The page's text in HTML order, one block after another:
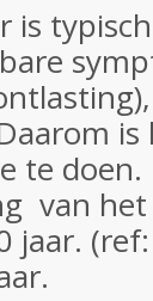
is
te
van het
jaar.